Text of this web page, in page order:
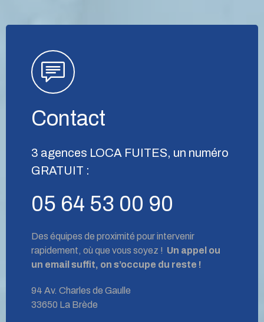
Contact
3 agences LOCA FUITES, un numéro
GRATUIT :
05 64 53 00 90
Des équipes de proximité pour intervenir
rapidement, où que vous soyez ! Un appel ou
un email suffit, on s’occupe du reste !
94 Av. Charles de Gaulle
33650 La Brède